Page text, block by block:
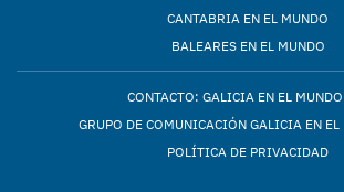
CANTABRIA EN EL MUNDO
BALEARES EN EL MUNDO
CONTACTO: GALICIA EN EL
GRUPO DE COMUNICACIÓN GALICIA EN EL
POLÍTICA DE PRIVACIDAD